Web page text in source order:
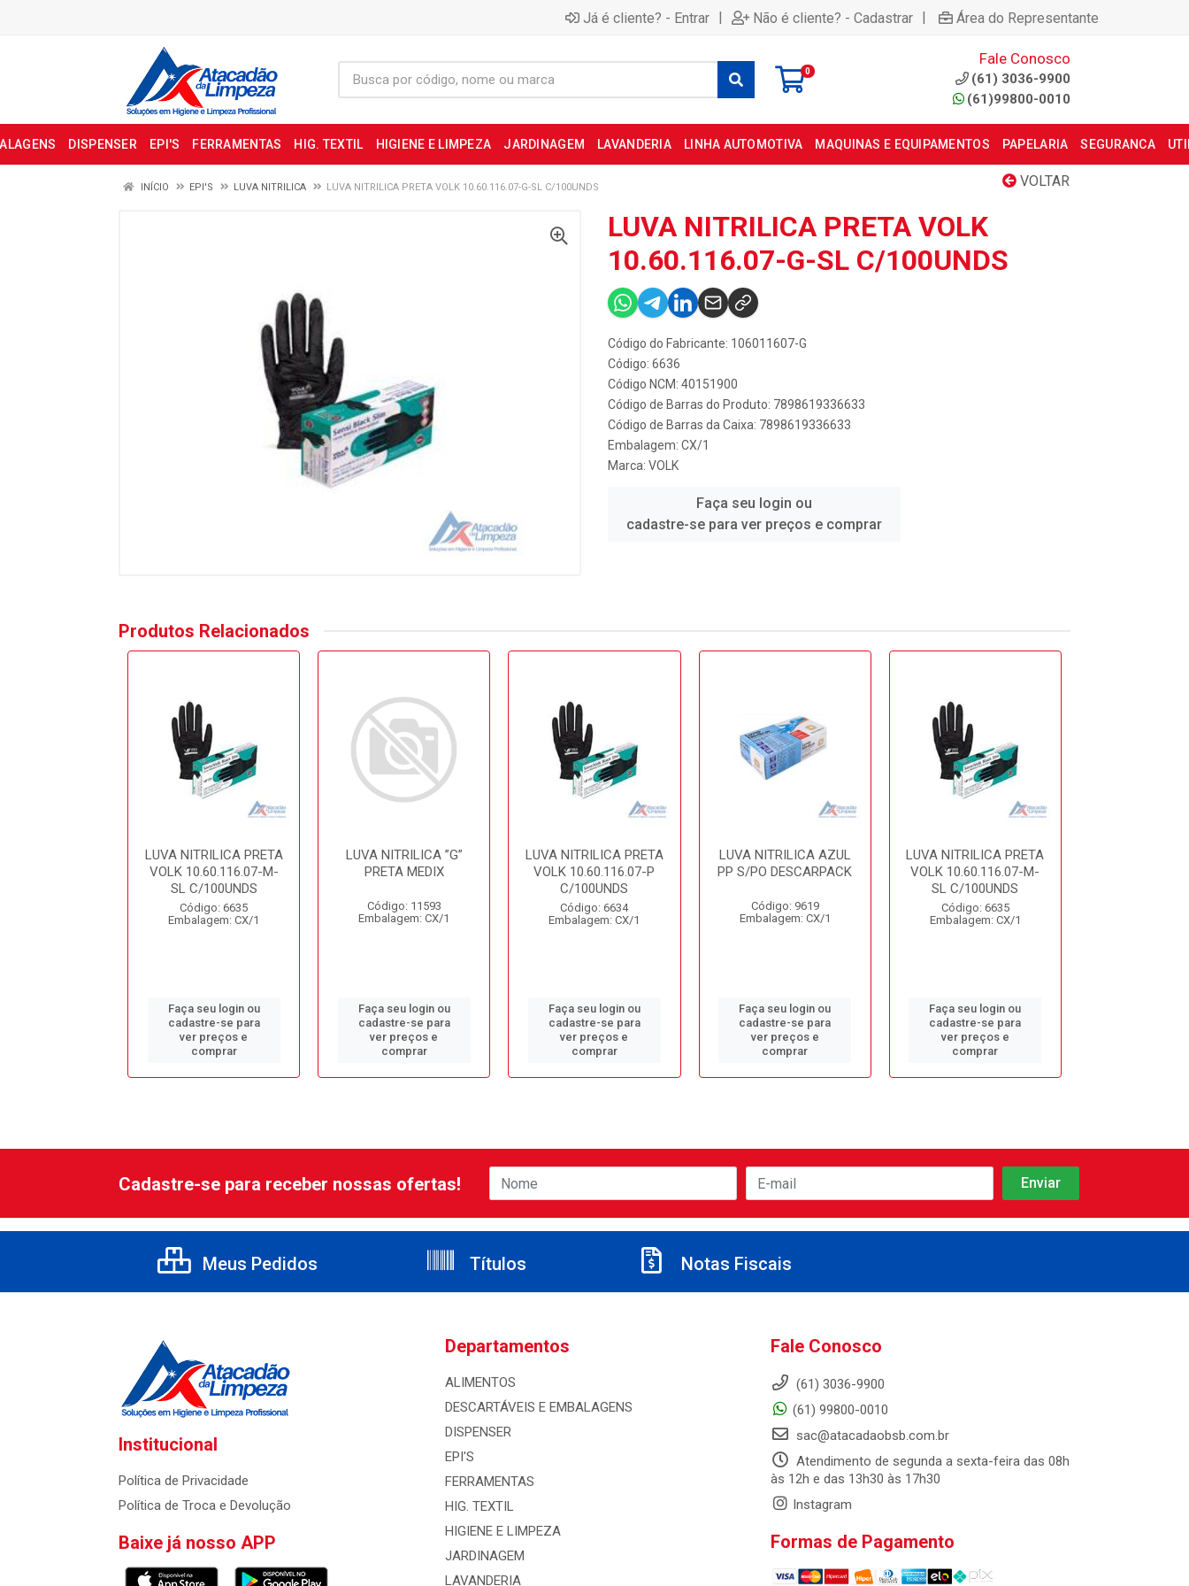
Já é cliente? - Entrar | Não é cliente? - Cadastrar | Área do Representante
0
Fale Conosco
(61) 3036-9900
(61)99800-0010
DISPENSER EPI'S FERRAMENTAS HIG. TEXTIL HIGIENE E LIMPEZA JARDINAGEM LAVANDERIA LINHA AUTOMOTIVA MAQUINAS E EQUIPAMENTOS PAPELARIA SEGURANCA
VOLTAR
INÍCIO EPI'S LUVA NITRILICA LUVA NITRILICA PRETA VOLK 10.60.116.07-G-SL C/100UNDS
LUVA NITRILICA PRETA VOLK
10.60.116.07-G-SL C/100UNDS
Código do Fabricante: 106011607-G
Código: 6636
Código NCM: 40151900
Código de Barras do Produto: 7898619336633
Código de Barras da Caixa: 7898619336633
Embalagem: CX/1
Marca: VOLK
Faça seu login ou
cadastre-se para ver preços e comprar
Produtos Relacionados
LUVA NITRILICA PRETA
VOLK 10.60.116.07-M-
SL C/100UNDS
Código: 6635
Embalagem: CX/1
Faça seu login ou
cadastre-se para
ver preços e
comprar
LUVA NITRILICA ”G”
PRETA MEDIX
Código: 11593
Embalagem: CX/1
Faça seu login ou
cadastre-se para
ver preços e
comprar
LUVA NITRILICA PRETA
VOLK 10.60.116.07-P
C/100UNDS
Código: 6634
Embalagem: CX/1
Faça seu login ou
cadastre-se para
ver preços e
comprar
LUVA NITRILICA AZUL
PP S/PO DESCARPACK
Código: 9619
Embalagem: CX/1
Faça seu login ou
cadastre-se para
ver preços e
comprar
LUVA NITRILICA PRETA
VOLK 10.60.116.07-M-
SL C/100UNDS
Código: 6635
Embalagem: CX/1
Faça seu login ou
cadastre-se para
ver preços e
comprar
Cadastre-se para receber nossas ofertas!
Meus Pedidos Títulos Notas Fiscais
Institucional
Política de Privacidade
Política de Troca e Devolução
Baixe já nosso APP
Departamentos
ALIMENTOS
DESCARTÁVEIS E EMBALAGENS
DISPENSER
EPI'S
FERRAMENTAS
HIG. TEXTIL
HIGIENE E LIMPEZA
JARDINAGEM
LAVANDERIA
Fale Conosco
(61) 3036-9900
(61) 99800-0010
sac@atacadaobsb.com.br
Atendimento de segunda a sexta-feira das 08h
às 12h e das 13h30 às 17h30
Instagram
Formas de Pagamento